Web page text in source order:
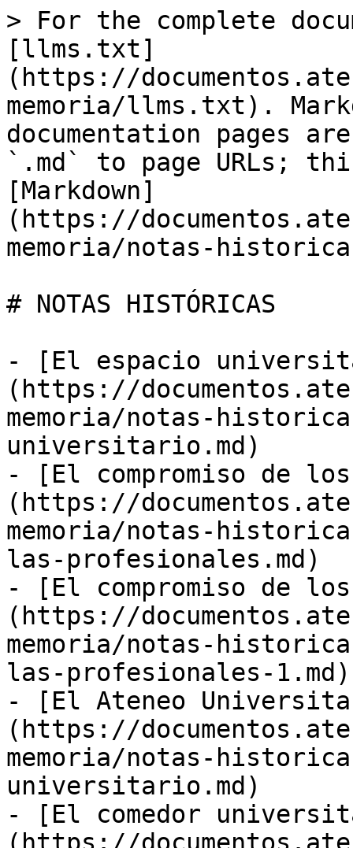
> For the complete
[llms.txt]
(https://
memoria/llms.txt).
documentation pages
`.md` to page URLs;
[Markdown]
(https://
memoria/notas-
# NOTAS HISTÓRICAS
- [El espacio
(https://
memoria/notas-
universitario.md)
- [El compromiso de
(https://
memoria/notas-
las-profesionales.md)
- [El compromiso de
(https://
memoria/notas-
las-profesionales-1.md)
- [El Ateneo
(https://
memoria/notas-
universitario.md)
- [El comedor